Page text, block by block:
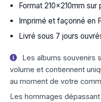
Format 210x210mm
Imprimé et façonné en
Livré sous 7 jours
Les albums souvenirs
volume et contiennent
au moment de votre
Les hommages